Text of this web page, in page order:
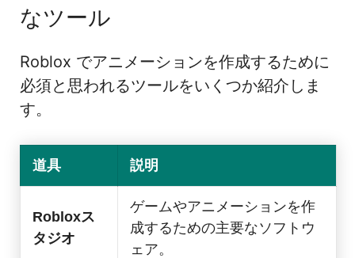
なツール
Roblox でアニメーションを作成するために
必須と思われるツールをいくつか紹介しま
す。
道具 説明
Robloxス
タジオ
ゲームやアニメーションを作
成するための主要なソフトウ
ェア。